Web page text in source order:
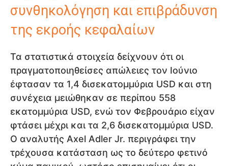
συνθηκολόγηση και επιβράδυνση
της εκροής κεφαλαίων
Τα στατιστικά στοιχεία δείχνουν ότι οι
πραγματοποιηθείσες απώλειες τον Ιούνιο
έφτασαν τα 1,4 δισεκατομμύρια USD και στη
συνέχεια μειώθηκαν σε περίπου 558
εκατομμύρια USD, ενώ τον Φεβρουάριο είχαν
φτάσει μέχρι και τα 2,6 δισεκατομμύρια USD.
Ο αναλυτής Axel Adler Jr. περιγράφει την
τρέχουσα κατάσταση ως το δεύτερο φετινό